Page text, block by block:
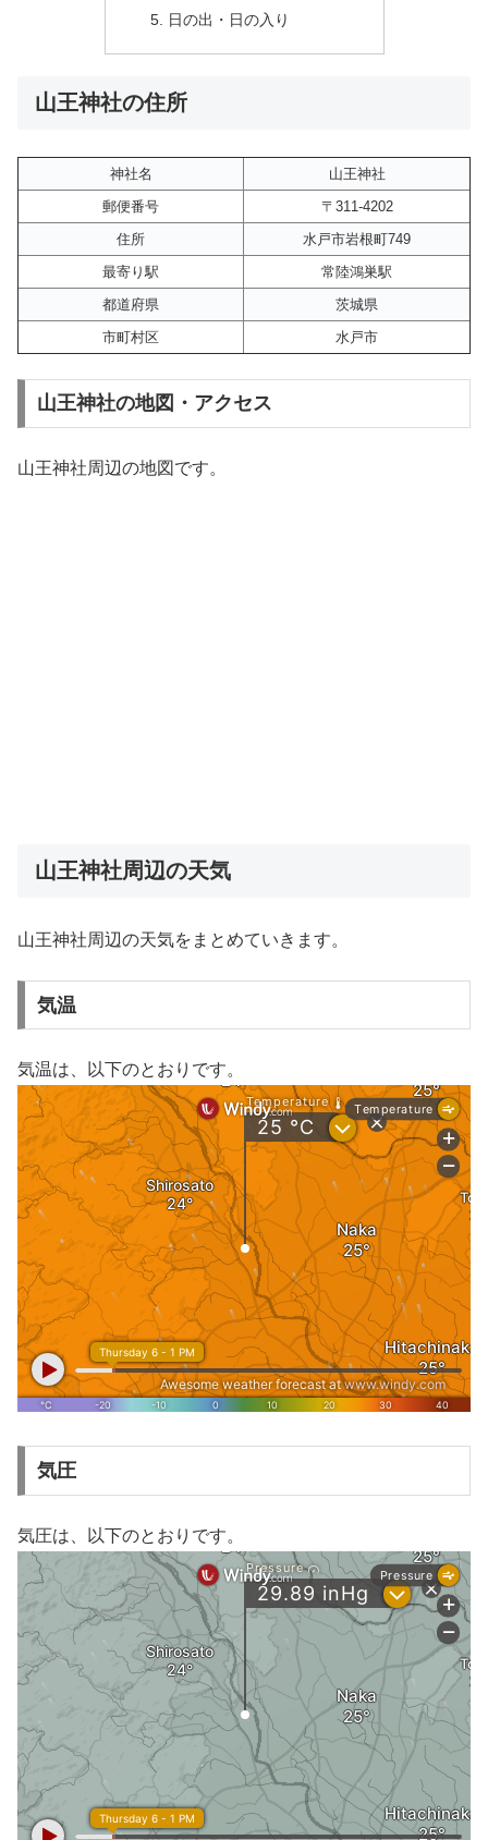
日の出・日の入り
山王神社の住所
神社名
山王神社
郵便番号
〒311-4202
住所
水戸市岩根町749
最寄り駅
常陸鴻巣駅
都道府県
茨城県
市町村区
水戸市
山王神社の地図・アクセス
山王神社周辺の地図です。
山王神社周辺の天気
山王神社周辺の天気をまとめていきます。
気温
気温は、以下のとおりです。
気圧
気圧は、以下のとおりです。